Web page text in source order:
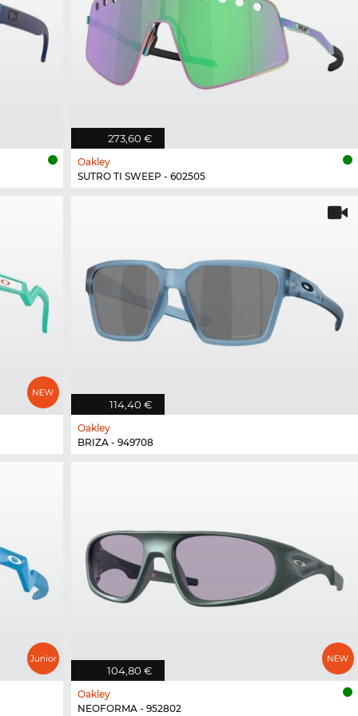
273,60 €
Oakley
SUTRO TI SWEEP - 602505
114,40 €
Oakley
BRIZA - 949708
104,80 €
Oakley
NEOFORMA - 952802